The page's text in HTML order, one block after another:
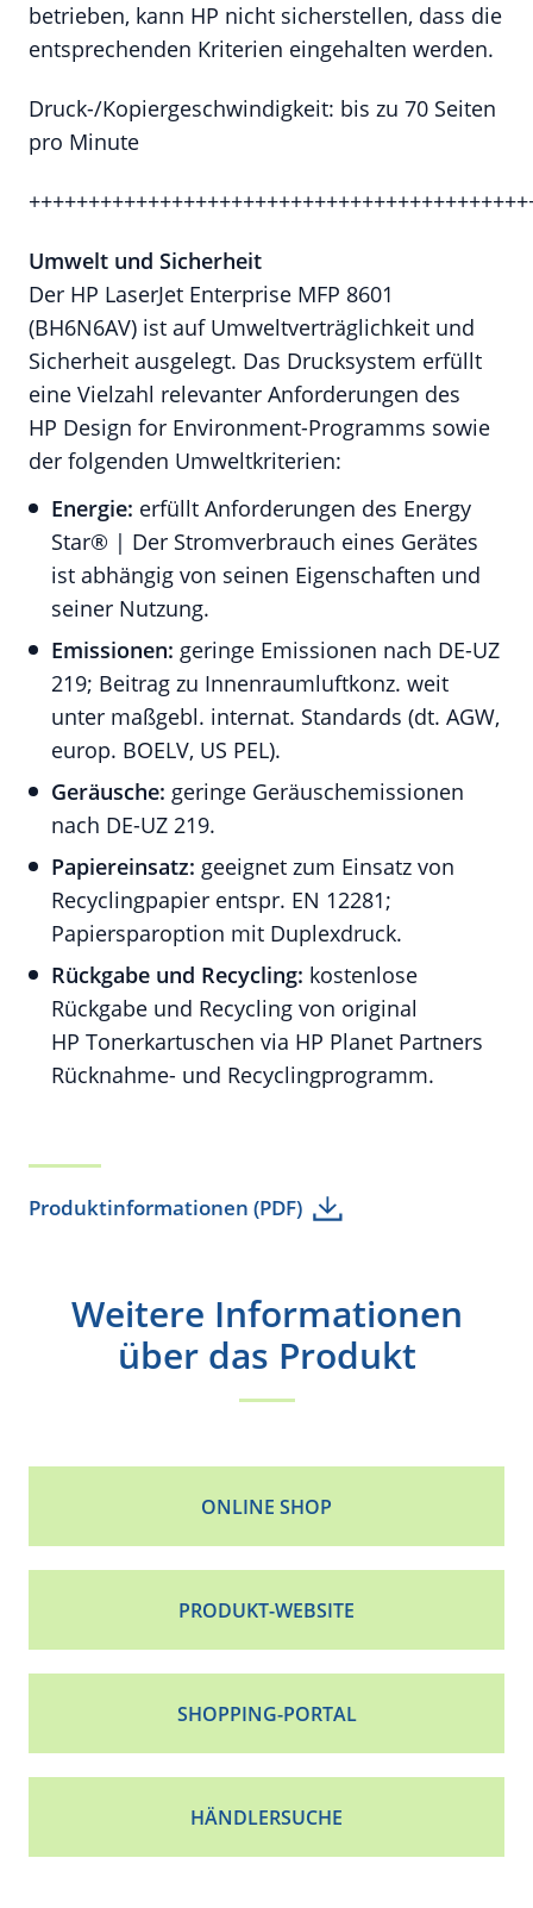
betrieben, kann HP nicht sicherstellen, dass die
entsprechenden Kriterien eingehalten werden.
Druck-/Kopiergeschwindigkeit: bis zu 70 Seiten
pro Minute
Umwelt und Sicherheit
Der HP LaserJet Enterprise MFP 8601
(BH6N6AV) ist auf Umweltverträglichkeit und
Sicherheit ausgelegt. Das Drucksystem erfüllt
eine Vielzahl relevanter Anforderungen des
HP Design for Environment-Programms sowie
der folgenden Umweltkriterien:
Energie: erfüllt Anforderungen des Energy
Star® | Der Stromverbrauch eines Gerätes
ist abhängig von seinen Eigenschaften und
seiner Nutzung.
Emissionen: geringe Emissionen nach DE-UZ
219; Beitrag zu Innenraumluftkonz. weit
unter maßgebl. internat. Standards (dt. AGW,
europ. BOELV, US PEL).
Geräusche: geringe Geräuschemissionen
nach DE-UZ 219.
Papiereinsatz: geeignet zum Einsatz von
Recyclingpapier entspr. EN 12281;
Papiersparoption mit Duplexdruck.
Rückgabe und Recycling: kostenlose
Rückgabe und Recycling von original
HP Tonerkartuschen via HP Planet Partners
Rücknahme- und Recyclingprogramm.
Produktinformationen (PDF)
Weitere Informationen
über das Produkt
ONLINE SHOP
PRODUKT-WEBSITE
SHOPPING-PORTAL
HÄNDLERSUCHE